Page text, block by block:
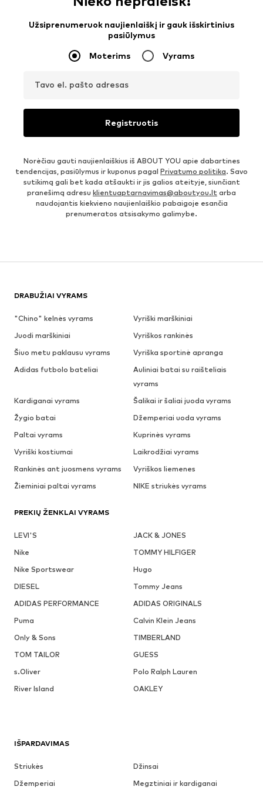
Užsiprenumeruok naujienlaiškį ir gauk išskirtinius
pasiūlymus
Moterims Vyrams
Tavo el. pašto adresas
Registruotis
Norėčiau gauti naujienlaiškius iš ABOUT YOU apie dabartines
tendencijas, pasiūlymus ir kuponus pagal Privatumo politika. Savo
sutikimą gali bet kada atšaukti ir jis galios ateityje, siunčiant
pranešimą adresu klientuaptarnavimas@aboutyou.lt arba
naudojantis kiekvieno naujienlaiškio pabaigoje esančia
prenumeratos atsisakymo galimybe.
DRABUŽIAI VYRAMS
"Chino" kelnės vyrams
Vyriški marškiniai
Juodi marškiniai
Vyriškos rankinės
Šiuo metu paklausu vyrams
Vyriška sportinė apranga
Adidas futbolo bateliai
Auliniai batai su raišteliais
vyrams
Kardiganai vyrams
Šalikai ir šaliai juoda vyrams
Žygio batai
Džemperiai uoda vyrams
Paltai vyrams
Kuprinės vyrams
Vyriški kostiumai
Laikrodžiai vyrams
Rankinės ant juosmens vyrams
Vyriškos liemenes
Žieminiai paltai vyrams
NIKE striukės vyrams
PREKIŲ ŽENKLAI VYRAMS
LEVI'S
JACK & JONES
Nike
TOMMY HILFIGER
Nike Sportswear
Hugo
DIESEL
Tommy Jeans
ADIDAS PERFORMANCE
ADIDAS ORIGINALS
Puma
Calvin Klein Jeans
Only & Sons
TIMBERLAND
TOM TAILOR
GUESS
s.Oliver
Polo Ralph Lauren
River Island
OAKLEY
IŠPARDAVIMAS
Striukės
Džinsai
Džemperiai
Megztiniai ir kardiganai